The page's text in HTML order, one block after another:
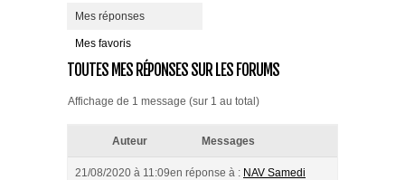
Mes réponses
Mes favoris
TOUTES MES RÉPONSES SUR LES FORUMS
Affichage de 1 message (sur 1 au total)
Auteur Messages
21/08/2020 à 11:09en réponse à : NAV Samedi